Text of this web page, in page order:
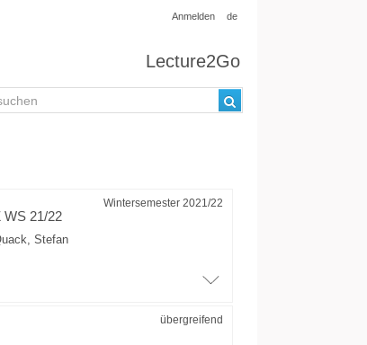
Anmelden de
Lecture2Go
Wintersemester 2021/22
21/22
,Stefan
übergreifend